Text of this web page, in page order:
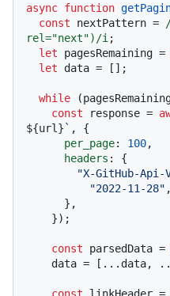
async function
const nextPattern =
rel="next")/i ;
let pagesRemaining =
let data = [];
while
const response =
${url} ` , {
per_page: 100,
headers : {
"X-GitHub-Api-
"2022-11-28" ,
const parsedData =
const linkHeader =